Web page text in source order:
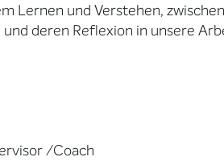
Lernen und Verstehen,
deren Reflexion in unsere
/Coach